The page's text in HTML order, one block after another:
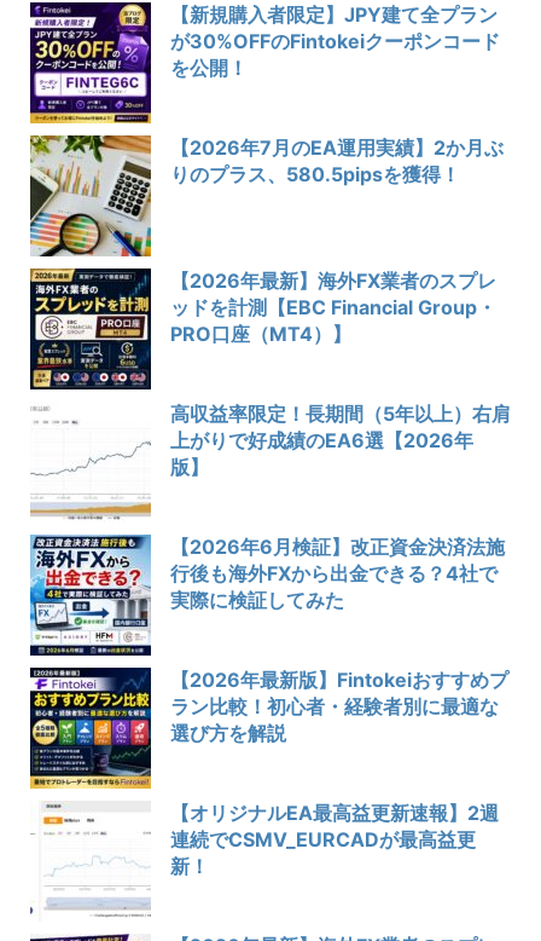
【新規購入者限定】JPY建て全プラン
が30%OFFのFintokeiクーポンコード
を公開！
【2026年7月のEA運用実績】2か月ぶ
りのプラス、580.5pipsを獲得！
【2026年最新】海外FX業者のスプレ
ッドを計測【EBC Financial Group・
PRO口座（MT4）】
高収益率限定！長期間（5年以上）右肩
上がりで好成績のEA6選【2026年
版】
【2026年6月検証】改正資金決済法施
行後も海外FXから出金できる？4社で
実際に検証してみた
【2026年最新版】Fintokeiおすすめプ
ラン比較！初心者・経験者別に最適な
選び方を解説
【オリジナルEA最高益更新速報】2週
連続でCSMV_EURCADが最高益更
新！